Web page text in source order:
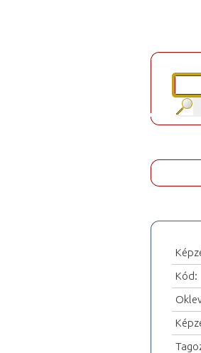
Kód: